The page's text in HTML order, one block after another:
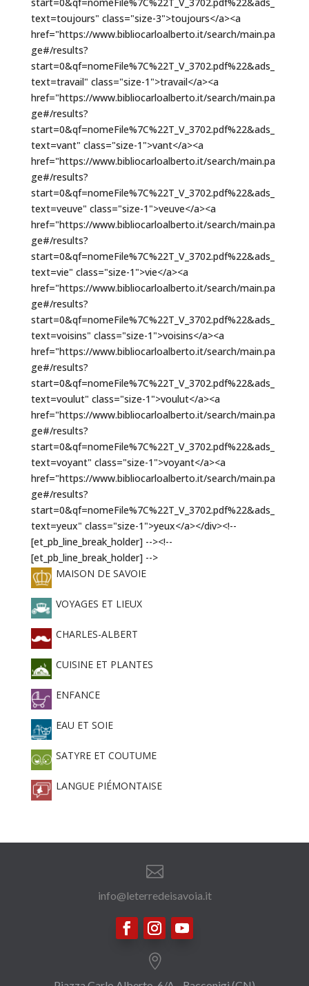
MAISON DE SAVOIE
VOYAGES ET LIEUX
CHARLES-ALBERT
CUISINE ET PLANTES
ENFANCE
EAU ET SOIE
SATYRE ET COUTUME
LANGUE PIÉMONTAISE

info@leterredeisavoia.it
